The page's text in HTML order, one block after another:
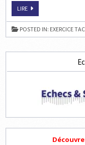
LIREASTUCE
PROGRESSER
AUX
ÉCHECS
POSTED IN: EXERCICE